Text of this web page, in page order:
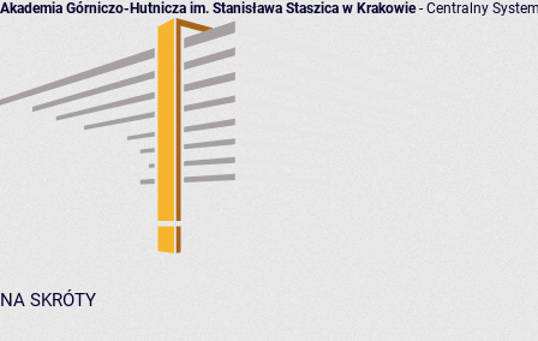
Akademia Górniczo-Hutnicza im. Stanisława Staszica w Krakowie- Centralny
NA SKRÓTY